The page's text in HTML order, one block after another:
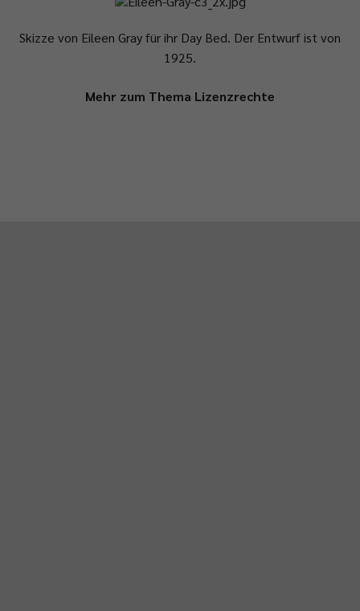
Skizze von Eileen Gray für ihr Day Bed. Der Entwurf ist von
1925.
Mehr zum Thema Lizenzrechte